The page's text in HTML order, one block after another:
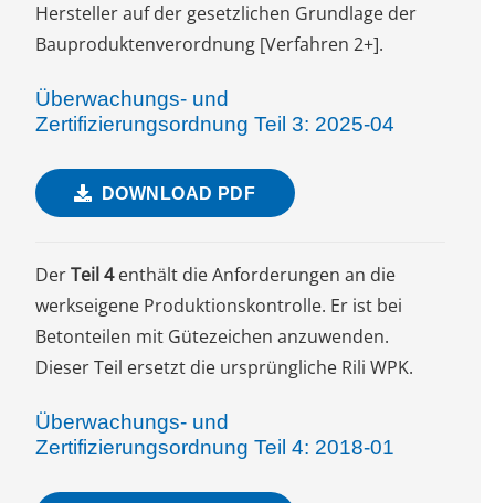
Hersteller auf der gesetzlichen Grundlage der
Bauproduktenverordnung [Verfahren 2+].
Überwachungs- und
Zertifizierungsordnung Teil 3: 2025-04
DOWNLOAD PDF
DerTeil 4enthält die Anforderungen an die
werkseigene Produktionskontrolle. Er ist bei
Betonteilen mit Gütezeichen anzuwenden.
Dieser Teil ersetzt die ursprüngliche Rili WPK.
Überwachungs- und
Zertifizierungsordnung Teil 4: 2018-01